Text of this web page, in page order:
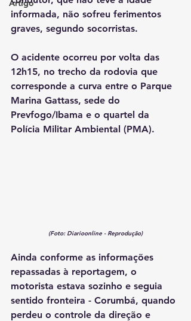
Artigo
informada, não sofreu ferimentos
graves, segundo socorristas.
O acidente ocorreu por volta das
12h15, no trecho da rodovia que
corresponde a curva entre o Parque
Marina Gattass, sede do
Prevfogo/Ibama e o quartel da
Polícia Militar Ambiental (PMA).
(Foto: Diarioonline - Reprodução)
Ainda conforme as informações
repassadas à reportagem, o
motorista estava sozinho e seguia
sentido fronteira - Corumbá, quando
perdeu o controle da direção e